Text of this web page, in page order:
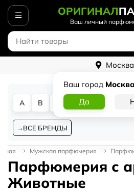
ОРИГИНАЛ
Ваш личный
Москва
Ваш город Москва
A B D
ВСЕ БРЕНДЫ
Мужская парфюмерия
Парфюмерия с
Животные